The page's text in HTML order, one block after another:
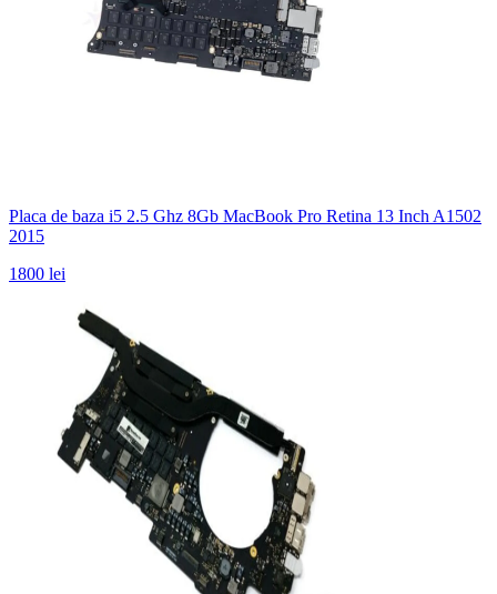
Placa de baza i5 2.5 Ghz 8Gb MacBook Pro Retina 13 Inch A1502
2015
1800 lei